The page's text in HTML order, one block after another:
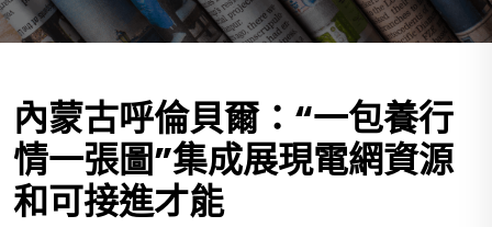
內蒙古呼倫貝爾：“一包養行
情一張圖”集成展現電網資源
和可接進才能